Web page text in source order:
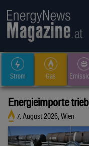
Strom Gas
Energieimporte
7. August 2026, Wien